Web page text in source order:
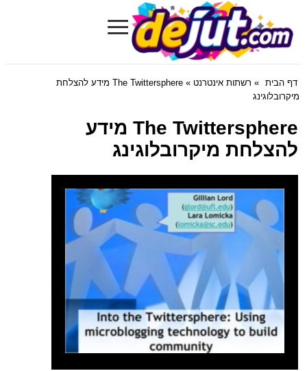
Dejut.com
≡
דף הבית » רשתות אינטרנט
» The Twittersphere מידע להצלחת
מיקרובלוגינג
The Twittersphere מידע
להצלחת מיקרובלוגינג